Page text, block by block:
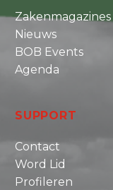
Zakenmagazines
Nieuws
BOB Events
Agenda
SUPPORT
Contact
Word Lid
Profileren